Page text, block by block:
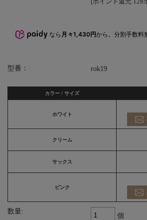
[ポイント還元 128
なら 月々1,430円から。分割手数料
型番： rok19
カラー / サイズ
ホワイト
クリーム
サックス
ピンク
数量:
個